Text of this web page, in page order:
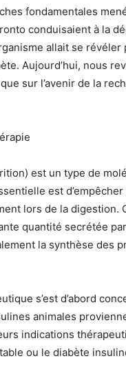
fondamentales
conduisaient à la
allait se
Aujourd’hui, nous
sur l’avenir de la
est un type de
est
lors de la digestion.
quantité secrétée
la synthèse des
s’est d’abord
animales
indications
ou le diabète